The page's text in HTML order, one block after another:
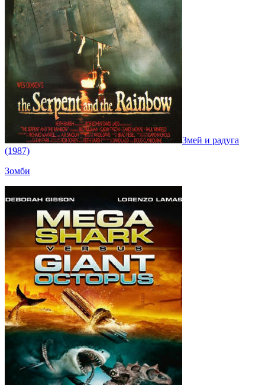
Змей и радуга
(1987)
Зомби